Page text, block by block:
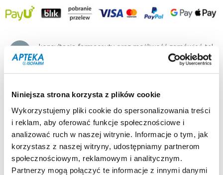
Niniejsza strona korzysta z plików cookie
Wykorzystujemy pliki cookie do spersonalizowania treści
i reklam, aby oferować funkcje społecznościowe i
analizować ruch w naszej witrynie. Informacje o tym, jak
korzystasz z naszej witryny, udostępniamy partnerom
społecznościowym, reklamowym i analitycznym.
Partnerzy mogą połączyć te informacje z innymi danymi
konsultacja farmaceuty oraz możliwość zamówień tel.
500 125-155 pn-pt 8-19:00
typ produktu:
suplement diety
postać:
dla kogo: dorośli
Opis:
Olimp Garlicin to produkt zawierający wyciąg z czosnku,
który korzystnie wpływa na układ krążenia, układ odpornościowy
oraz poziom cholesterolu.